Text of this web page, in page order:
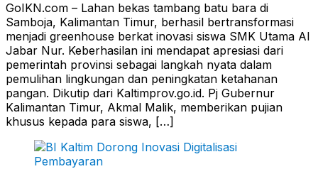
GoIKN.com – Lahan bekas tambang batu bara di
Samboja, Kalimantan Timur, berhasil bertransformasi
menjadi greenhouse berkat inovasi siswa SMK Utama Al
Jabar Nur. Keberhasilan ini mendapat apresiasi dari
pemerintah provinsi sebagai langkah nyata dalam
pemulihan lingkungan dan peningkatan ketahanan
pangan. Dikutip dari Kaltimprov.go.id. Pj Gubernur
Kalimantan Timur, Akmal Malik, memberikan pujian
khusus kepada para siswa, […]